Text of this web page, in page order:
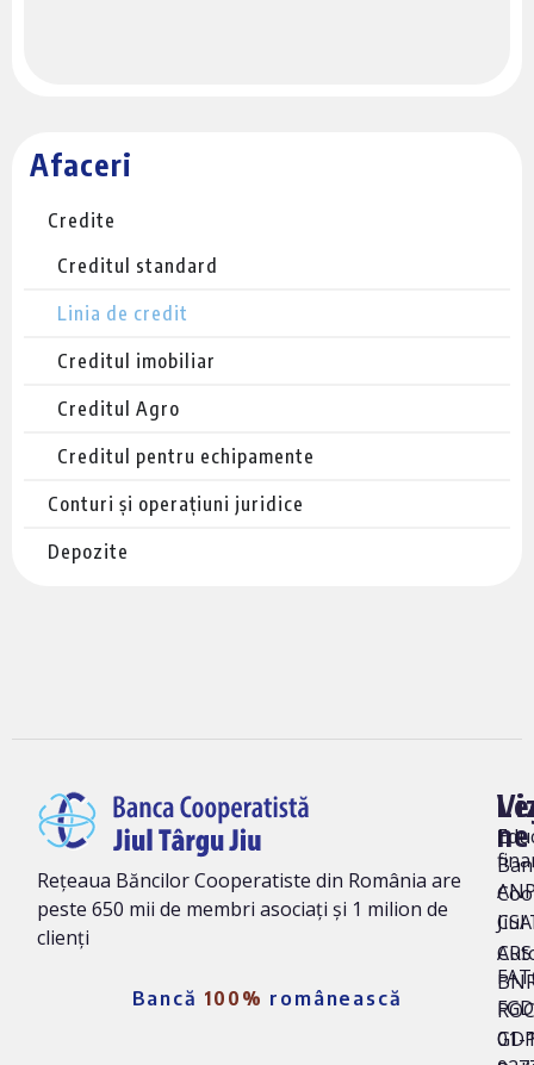
Afaceri
Credite
Creditul standard
Linia de credit
Creditul imobiliar
Creditul Agro
Creditul pentru echipamente
Conturi și operațiuni juridice
Depozite
Rețeaua Băncilor Cooperatiste din România are
peste 650 mii de membri asociați și 1 milion de
clienți
Bancă 100% românească
ne
Jiul
01-